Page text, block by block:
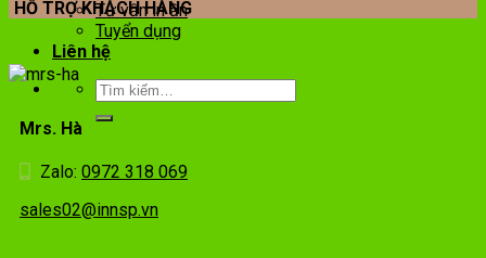
Tư vấn in ấn
Tuyển dụng
Liên hệ
HỖ TRỢ KHÁCH HÀNG
Mrs. Hà
Zalo: 0972 318 069
sales02@innsp.vn